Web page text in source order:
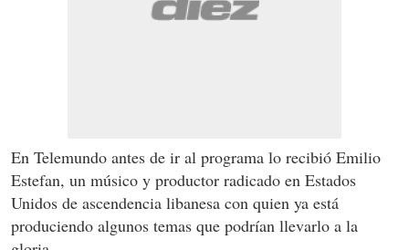
En Telemundo antes de ir al programa lo recibió Emilio
Estefan, un músico y productor radicado en Estados
Unidos de ascendencia libanesa con quien ya está
produciendo algunos temas que podrían llevarlo a la